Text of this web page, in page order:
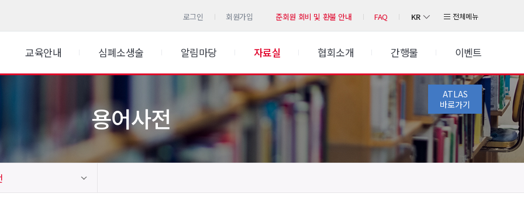
로그인 회원가입 준회원 회비 및 환불 안내 FAQ KR 전체메뉴
교육안내 심폐소생술 알림마당 자료실 협회소개 간행물 이벤트
ATLAS
바로가기
용어사전